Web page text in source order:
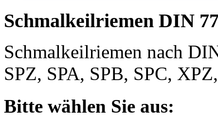
Schmalkeilriemen DIN
Schmalkeilriemen nach
SPZ, SPA, SPB, SPC,
Bitte wählen Sie aus: